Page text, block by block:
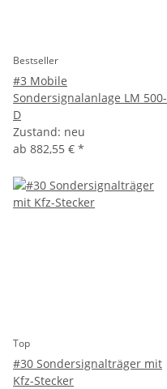
Bestseller
#3 Mobile
Sondersignalanlage LM 500-
D
Zustand: neu
ab 882,55 € *
Top
#30 Sondersignalträger mit
Kfz-Stecker